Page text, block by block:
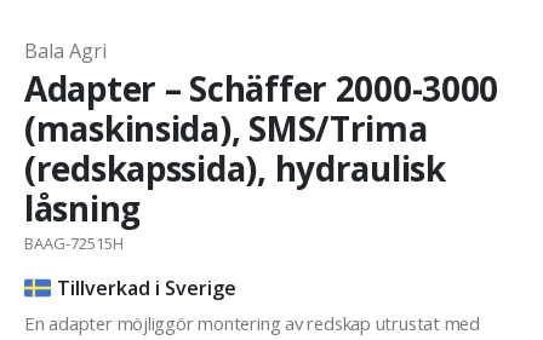
Bala Agri
Adapter – Schäffer 2000-3000
(maskinsida), SMS/Trima
(redskapssida), hydraulisk
låsning
BAAG-72515H
Tillverkad i Sverige
En adapter möjliggör montering av redskap utrustat med